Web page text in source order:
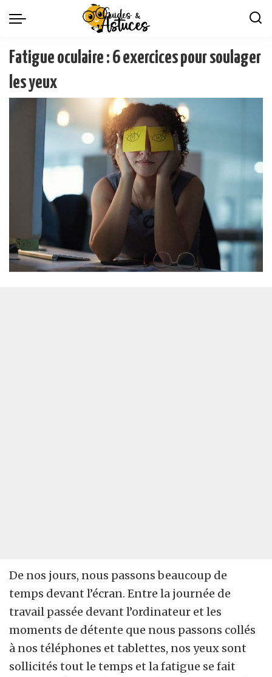
Fatigue oculaire : 6 exercices pour soulager
les yeux
De nos jours, nous passons beaucoup de
temps devant l’écran. Entre la journée de
travail passée devant l’ordinateur et les
moments de détente que nous passons collés
à nos téléphones et tablettes, nos yeux sont
sollicités tout le temps et la fatigue se fait